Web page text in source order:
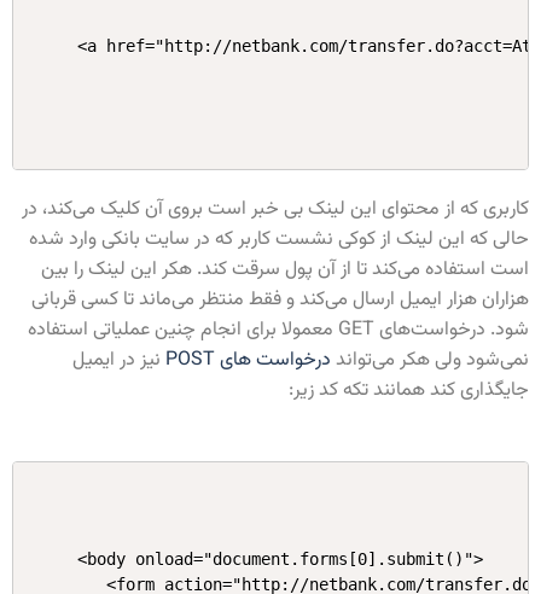
کاربری که از محتوای این لینک بی خبر است بروی آن کلیک می‌کند، در
حالی که این لینک از کوکی نشست کاربر که در سایت بانکی وارد شده
است استفاده می‌کند تا از آن پول سرقت کند. هکر این لینک را بین
هزاران هزار ایمیل ارسال می‌کند و فقط منتظر می‌ماند تا کسی قربانی
شود. درخواست‌های GET معمولا برای انجام چنین عملیاتی استفاده
نمی‌شود ولی هکر می‌تواند درخواست های POST
نیز در ایمیل
جایگذاری کند همانند تکه کد زیر:
<body onload="document.forms[0].submit()">
<form action="http://netbank.com/